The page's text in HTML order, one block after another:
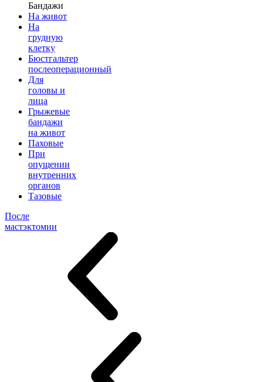
Бандажи
На живот
На
грудную
клетку
Бюстгальтер
послеоперационный
Для
головы и
лица
Грыжевые
бандажи
на живот
Паховые
При
опущении
внутренних
органов
Тазовые
После
мастэктомии